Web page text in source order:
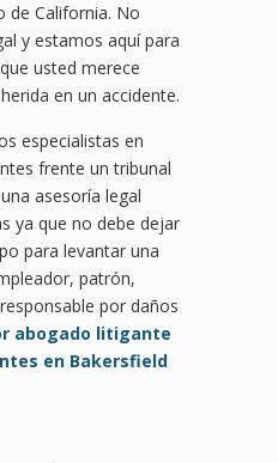
de California. No
y estamos aquí para
usted merece
en un accidente.
especialistas en
frente un tribunal
asesoría legal
ya que no debe dejar
para levantar una
patrón,
por daños
abogado litigante
en Bakersfield